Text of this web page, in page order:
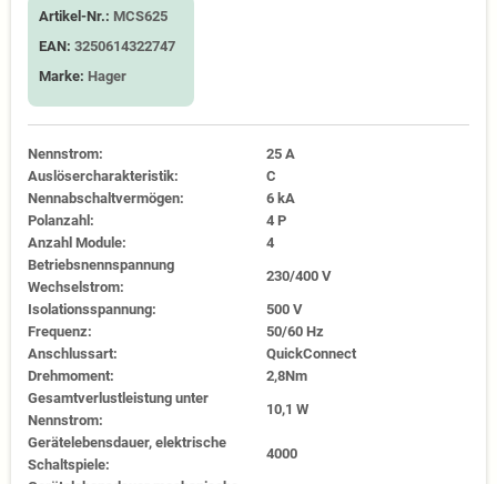
Artikel-Nr.: MCS625
EAN: 3250614322747
Marke: Hager
Nennstrom:
25 A
Auslösercharakteristik:
C
Nennabschaltvermögen:
6 kA
Polanzahl:
4 P
Anzahl Module:
4
Betriebsnennspannung
Wechselstrom:
230/400 V
Isolationsspannung:
500 V
Frequenz:
50/60 Hz
Anschlussart:
QuickConnect
Drehmoment:
2,8Nm
Gesamtverlustleistung unter
Nennstrom:
10,1 W
Gerätelebensdauer, elektrische
Schaltspiele:
4000